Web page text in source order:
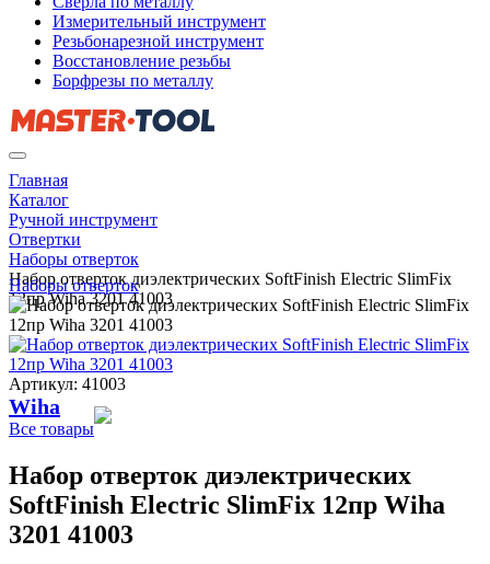
Измерительный инструмент
Резьбонарезной инструмент
Восстановление резьбы
Борфрезы по металлу
Главная
Каталог
Ручной инструмент
Отвертки
Наборы отверток
Набор отверток диэлектрических SoftFinish Electric SlimFix
12пр Wiha 3201 41003
Наборы отверток
Артикул: 41003
Wiha
Все товары
Набор отверток диэлектрических
SoftFinish Electric SlimFix 12пр Wiha
3201 41003